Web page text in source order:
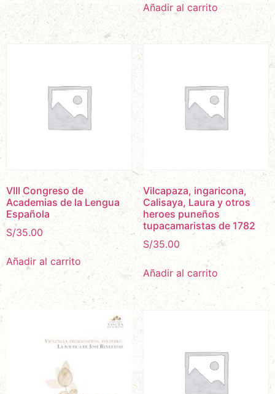
Añadir al carrito
VIII Congreso de
Academias de la Lengua
Española
S/35.00
Añadir al carrito
Vilcapaza, ingaricona,
Calisaya, Laura y otros
heroes puneños
tupacamaristas de 1782
S/35.00
Añadir al carrito